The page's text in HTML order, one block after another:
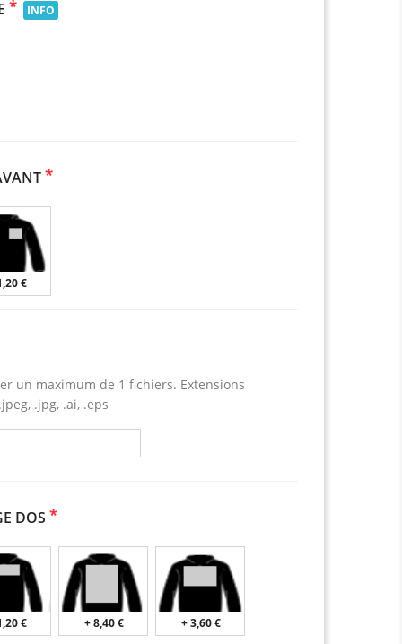
* INFO
*
€
un maximum de 1 fichiers. Extensions
.jpg, .ai, .eps
DOS *
€ + 8,40 € + 3,60 €